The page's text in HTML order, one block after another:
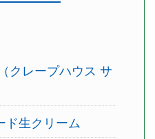
クレープハウス サ
ド生クリーム